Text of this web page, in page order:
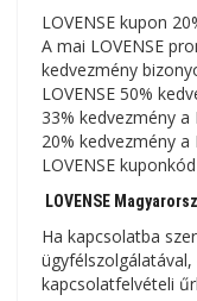
LOVENSE kupon
A mai LOVENSE
kedvezmény
LOVENSE 50%
33% kedvezmény a
20% kedvezmény a
LOVENSE
LOVENSE
Ha kapcsolatba
kapcsolatfelvételi